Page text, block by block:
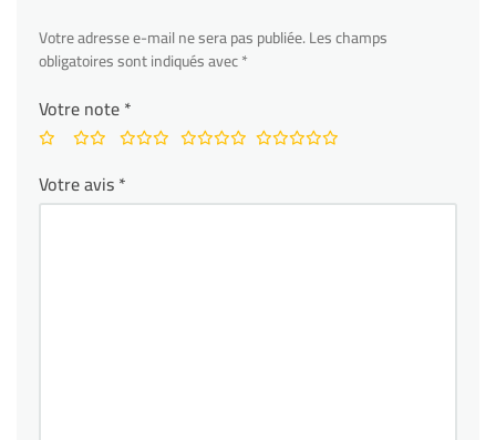
Votre adresse e-mail ne sera pas publiée.Les champs
obligatoires sont indiqués avec*
Votre note*
Votre avis*